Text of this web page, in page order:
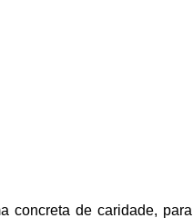
concreta de caridade, para